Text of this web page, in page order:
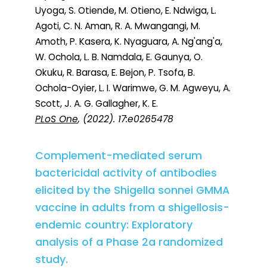
Uyoga, S. Otiende, M. Otieno, E. Ndwiga, L.
Agoti, C. N. Aman, R. A. Mwangangi, M.
Amoth, P. Kasera, K. Nyaguara, A. Ng'ang'a,
W. Ochola, L. B. Namdala, E. Gaunya, O.
Okuku, R. Barasa, E. Bejon, P. Tsofa, B.
Ochola-Oyier, L. I. Warimwe, G. M. Agweyu, A.
Scott, J. A. G. Gallagher, K. E.
PLoS One, (2022). 17:e0265478
Complement-mediated serum
bactericidal activity of antibodies
elicited by the Shigella sonnei GMMA
vaccine in adults from a shigellosis-
endemic country: Exploratory
analysis of a Phase 2a randomized
study.